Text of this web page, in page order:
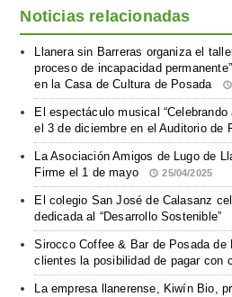
Noticias relacionadas
Llanera sin Barreras organiza el
proceso de incapacidad
en la Casa de Cultura de Posada
El espectáculo musical
el 3 de diciembre en el Auditorio de
La Asociación Amigos de Lugo de
Firme el 1 de mayo
25/04/2025
El colegio San José de Calasanz
dedicada al “Desarrollo Sostenible”
Sirocco Coffee & Bar de Posada de
clientes la posibilidad de pagar con
La empresa llanerense, Kiwín Bio,